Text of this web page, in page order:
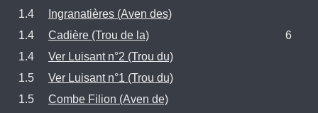
1.4
Ingranatières (Aven des)
1.4
Cadière (Trou de la)
6
1.4
Ver Luisant n°2 (Trou du)
1.5
Ver Luisant n°1 (Trou du)
1.5
Combe Filion (Aven de)